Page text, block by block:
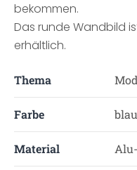
bekommen.
Das runde Wandbild
erhältlich.
Thema
Farbe
Material